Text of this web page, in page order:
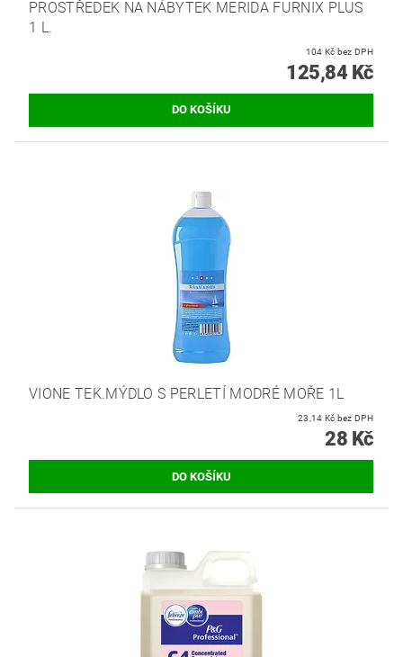
PROSTŘEDEK NA NÁBYTEK MERIDA FURNIX PLUS
1 L.
104 Kč bez DPH
125,84 Kč
VIONE TEK.MÝDLO S PERLETÍ MODRÉ MOŘE 1L
23,14 Kč bez DPH
28 Kč